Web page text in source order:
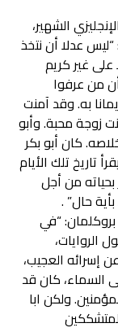
الشهير،
عدلا أن نتخذ
على غير كريم
من عرفوا
به. وقد آمنت
زوجة محبة. وأبو
كان أبو بكر
تاريخ تلك الأيام
من أجل
حال” .
“في
الروايات،
إسرائه العجيب،
السماء، كان قد
ولكن ابا